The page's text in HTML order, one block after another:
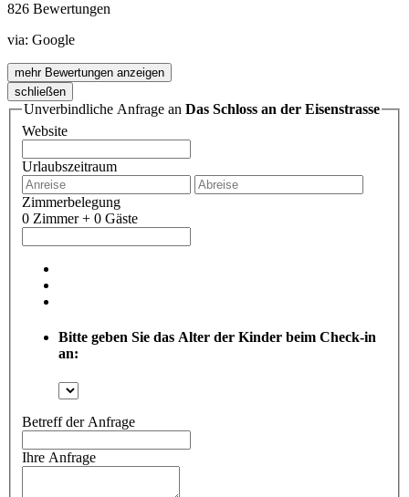
826 Bewertungen
via: Google
mehr Bewertungen anzeigen
schließen
Unverbindliche Anfrage an Das Schloss an der Eisenstrasse
Website
Urlaubszeitraum
Zimmerbelegung
0 Zimmer + 0 Gäste
Bitte geben Sie das Alter der Kinder beim Check-in
an:
Betreff der Anfrage
Ihre Anfrage